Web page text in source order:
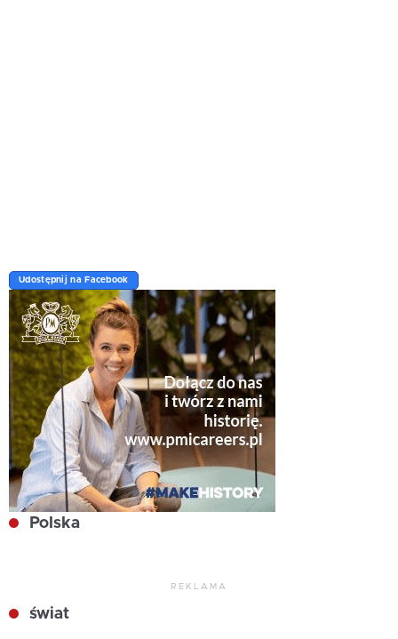
Udostępnij na Facebook
Polska
REKLAMA
świat